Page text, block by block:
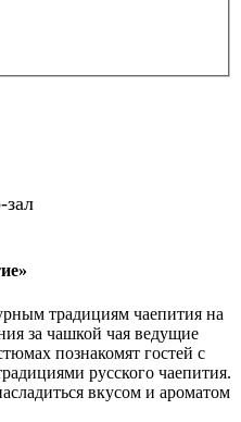
традициям чаепития на
за чашкой чая ведущие
познакомят гостей с
русского чаепития.
вкусом и ароматом